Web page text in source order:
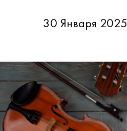
30 Января 2025